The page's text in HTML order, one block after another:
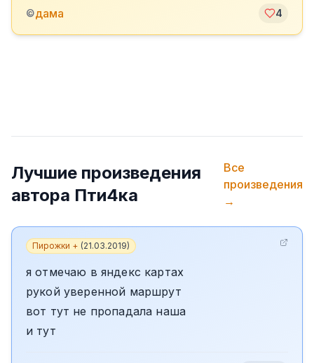
©дама 4
Лучшие произведения
автора Пти4ка
Все
произведения
→
Пирожки + (21.03.2019)
я отмечаю в яндекс картах
рукой уверенной маршрут
вот тут не пропадала наша
и тут